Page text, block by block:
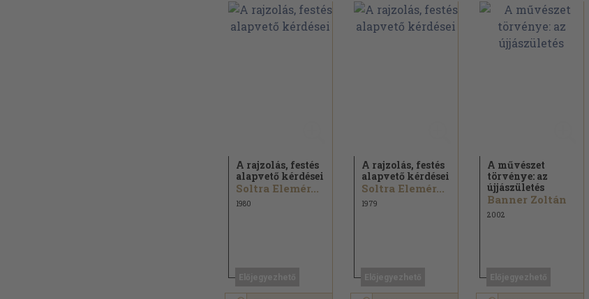
A rajzolás, festés
alapvető kérdései
Soltra Elemér...
1980
A rajzolás, festés
alapvető kérdései
Soltra Elemér...
1979
A művészet
törvénye: az
újjászületés
Banner Zoltán
2002